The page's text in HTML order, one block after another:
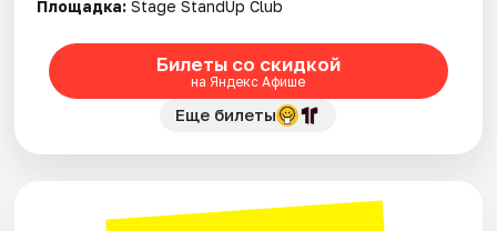
Площадка: Stage StandUp Club
Билеты со скидкой
на Яндекс Афише
Еще билеты